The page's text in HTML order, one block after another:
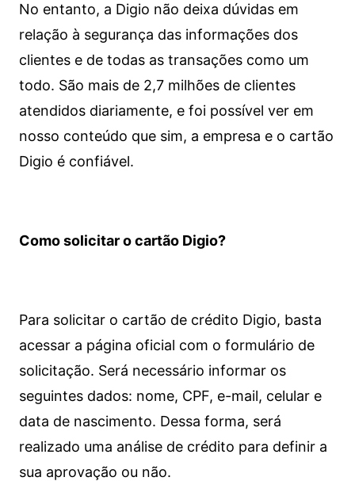
No entanto, a Digio não deixa dúvidas em
relação à segurança das informações dos
clientes e de todas as transações como um
todo. São mais de 2,7 milhões de clientes
atendidos diariamente, e foi possível ver em
nosso conteúdo que sim, a empresa e o cartão
Digio é confiável.
Como solicitar o cartão Digio?
Para solicitar o cartão de crédito Digio, basta
acessar a página oficial com o formulário de
solicitação. Será necessário informar os
seguintes dados: nome, CPF, e-mail, celular e
data de nascimento. Dessa forma, será
realizado uma análise de crédito para definir a
sua aprovação ou não.